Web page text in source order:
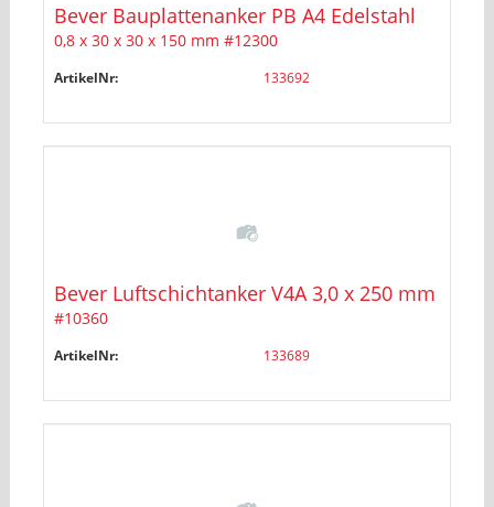
Bever Bauplattenanker PB A4 Edelstahl
0,8 x 30 x 30 x 150 mm #12300
ArtikelNr: 133692
Bever Luftschichtanker V4A 3,0 x 250 mm
#10360
ArtikelNr: 133689